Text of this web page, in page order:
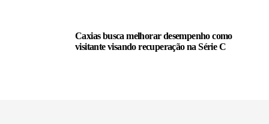
Caxias busca melhorar desempenho como
visitante visando recuperação na Série C